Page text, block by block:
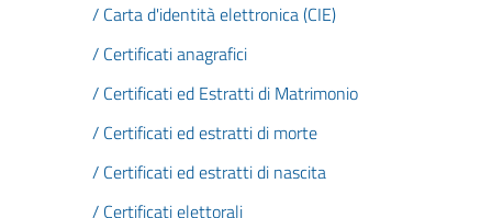
/ Carta d'identità elettronica (CIE)
/ Certificati anagrafici
/ Certificati ed Estratti di Matrimonio
/ Certificati ed estratti di morte
/ Certificati ed estratti di nascita
/ Certificati elettorali